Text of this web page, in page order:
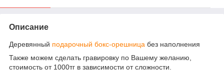
Описание
Деревянный подарочный бокс-орешница без наполнения
Также можем сделать гравировку по Вашему желанию,
стоимость от 1000тг в зависимости от сложности.